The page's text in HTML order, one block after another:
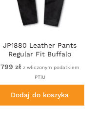
JP1880 Leather Pants
Regular Fit Buffalo
Nubuck Dark Brown
799 zł z wliczonym podatkiem
PTiU
Dodaj do koszyka